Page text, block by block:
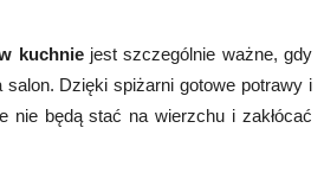
kuchniejest szczególnie ważne, gdy
salon. Dzięki spiżarni gotowe potrawy i
nie będą stać na wierzchu i zakłócać